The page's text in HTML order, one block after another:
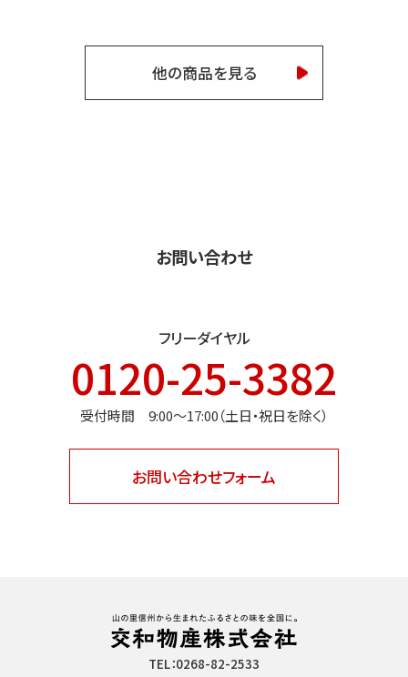
他の商品を見る
お問い合わせ
フリーダイヤル
0120-25-3382
受付時間 9:00〜17:00（土日・祝日を除く）
お問い合わせフォーム
TEL：0268-82-2533